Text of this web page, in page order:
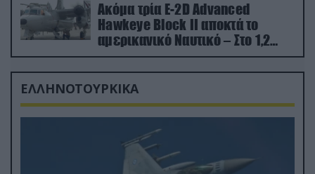
Ακόμα τρία E-2D Advanced
Hawkeye Block II αποκτά το
αμερικανικό Ναυτικό – Στο 1,2
δισ.δολάρια το κόστος
ΕΛΛΗΝΟΤΟΥΡΚΙΚΑ